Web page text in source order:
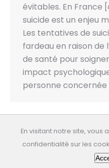
En visitant notre site,
confidentialité sur les
évitables. En France
suicide est un enjeu
Les tentatives de
fardeau en raison de
de santé pour
impact
personne concernée
All rights
Dernière mise